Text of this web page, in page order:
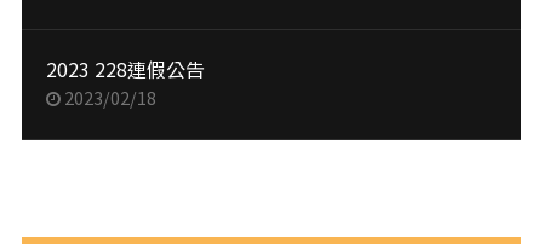
2023 228連假公告
2023/02/18